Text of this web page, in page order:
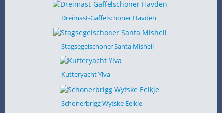
Dreimast-Gaffelschoner Havden
Stagsegelschoner Santa Mishell
Kutteryacht Ylva
Schonerbrigg Wytske Eelkje